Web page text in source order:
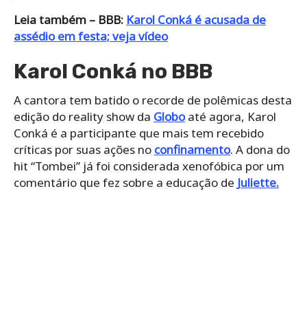
Leia também – BBB: Karol Conká é acusada de
assédio em festa; veja vídeo
Karol Conká no BBB
A cantora tem batido o recorde de polêmicas desta
edição do reality show da Globoaté agora, Karol
Conká é a participante que mais tem recebido
críticas por suas ações no confinamento. A dona do
hit “Tombei” já foi considerada xenofóbica por um
comentário que fez sobre a educação de Juliette.